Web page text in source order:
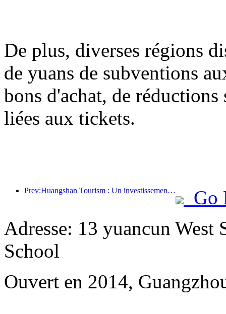
De plus, diverses régions
de yuans de subventions
bons d'achat, de
liées aux tickets.
Prev:Huangshan Tourism : Un investissement de 530 millions de yuans est prévu pour la rénovation des hôtels.
Go
Adresse: 13 yuancun West
School
Ouvert en 2014,